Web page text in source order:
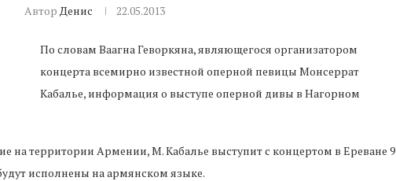
АвторДенис 22.05.2013
По словам Ваагна Геворкяна, являющегося организатором
концерта всемирно известной оперной певицы Монсеррат
Кабалье, информация о выступе оперной дивы в Нагорном
на территории Армении, М. Кабалье выступит с концертом в Ереване 9
исполнены на армянском языке.